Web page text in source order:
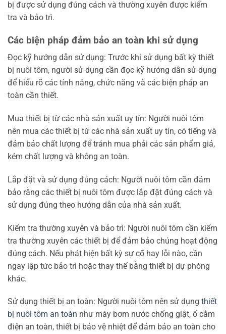
bị được sử dụng đúng cách và thường xuyên được kiểm
tra và bảo trì.
Các biện pháp đảm bảo an toàn khi sử dụng
Đọc kỹ hướng dẫn sử dụng: Trước khi sử dụng bất kỳ thiết
bị nuôi tôm, người sử dụng cần đọc kỹ hướng dẫn sử dụng
để hiểu rõ các tính năng, chức năng và các biện pháp an
toàn cần thiết.
Mua thiết bị từ các nhà sản xuất uy tín: Người nuôi tôm
nên mua các thiết bị từ các nhà sản xuất uy tín, có tiếng và
đảm bảo chất lượng để tránh mua phải các sản phẩm giả,
kém chất lượng và không an toàn.
Lắp đặt và sử dụng đúng cách: Người nuôi tôm cần đảm
bảo rằng các thiết bị nuôi tôm được lắp đặt đúng cách và
sử dụng đúng theo hướng dẫn của nhà sản xuất.
Kiểm tra thường xuyên và bảo trì: Người nuôi tôm cần kiểm
tra thường xuyên các thiết bị để đảm bảo chúng hoạt động
đúng cách. Nếu phát hiện bất kỳ sự cố hay lỗi nào, cần
ngay lập tức bảo trì hoặc thay thế bằng thiết bị dự phòng
khác.
Sử dụng thiết bị an toàn: Người nuôi tôm nên sử dụng thiết
bị nuôi tôm an toàn như máy bơm nước chống giật, ổ cắm
điện an toàn, thiết bị bảo vệ nhiệt để đảm bảo an toàn cho